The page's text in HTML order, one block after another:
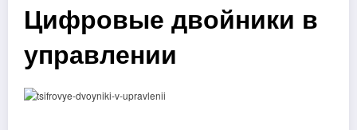
Цифровые двойники в
управлении